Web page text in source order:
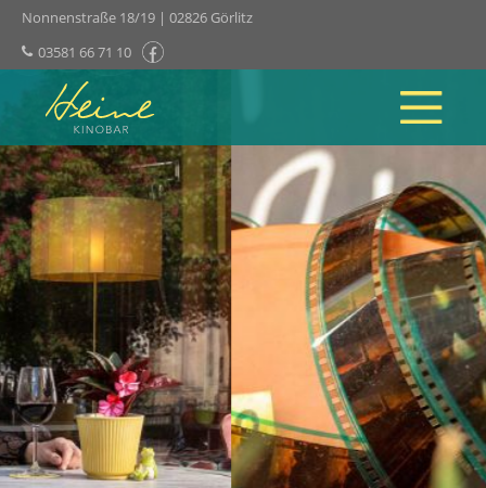
Nonnenstraße 18/19 | 02826 Görlitz
03581 66 71 10